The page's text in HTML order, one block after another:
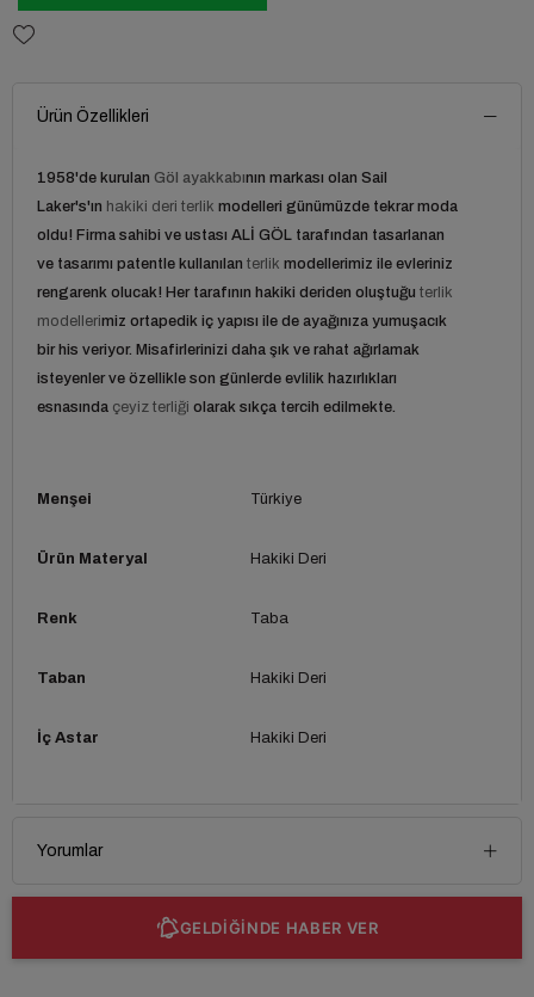
Ürün Özellikleri
1958'de kurulan Göl ayakkabının markası olan Sail
Laker's'ın hakiki deri terlik modelleri günümüzde tekrar moda
oldu! Firma sahibi ve ustası ALİ GÖL tarafından tasarlanan
ve tasarımı patentle kullanılan terlik modellerimiz ile evleriniz
rengarenk olucak! Her tarafının hakiki deriden oluştuğu terlik
modellerimiz ortapedik iç yapısı ile de ayağınıza yumuşacık
bir his veriyor. Misafirlerinizi daha şık ve rahat ağırlamak
isteyenler ve özellikle son günlerde evlilik hazırlıkları
esnasında çeyiz terliği olarak sıkça tercih edilmekte.
Menşei Türkiye
Ürün Materyal Hakiki Deri
Renk Taba
Taban Hakiki Deri
İç Astar Hakiki Deri
Yorumlar
GELDİĞİNDE HABER VER